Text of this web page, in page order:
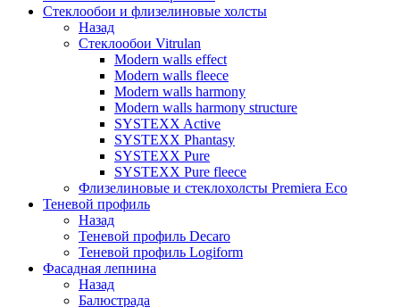
Стеклообои и флизелиновые холсты
Назад
Стеклообои Vitrulan
Modern walls effect
Modern walls fleece
Modern walls harmony
Modern walls harmony structure
SYSTEXX Active
SYSTEXX Phantasy
SYSTEXX Pure
SYSTEXX Pure fleece
Флизелиновые и стеклохолсты Premiera Eco
Теневой профиль
Назад
Теневой профиль Decaro
Теневой профиль Logiform
Фасадная лепнина
Назад
Балюстрада